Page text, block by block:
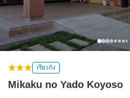
เรียวกัง
Mikaku no Yado Koyoso